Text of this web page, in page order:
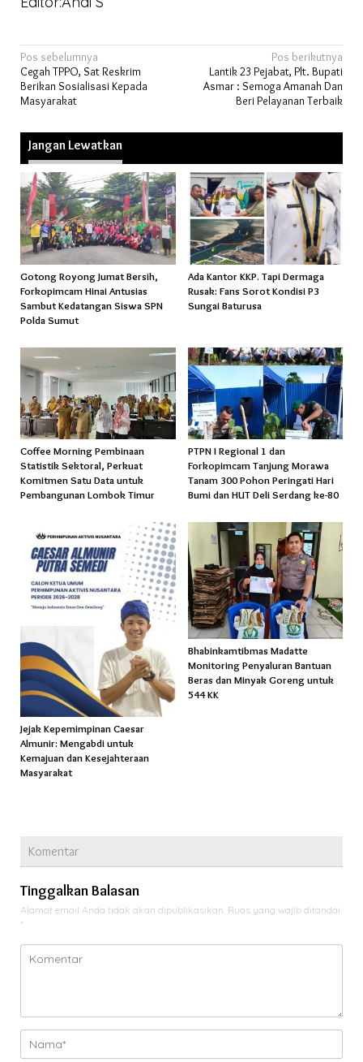
Navigasi
pos
Pos sebelumnya
Cegah TPPO, Sat Reskrim
Berikan Sosialisasi Kepada
Masyarakat
Pos berikutnya
Lantik 23 Pejabat, Plt. Bupati
Asmar : Semoga Amanah Dan
Beri Pelayanan Terbaik
Jangan Lewatkan
Gotong Royong Jumat Bersih,
Forkopimcam Hinai Antusias
Sambut Kedatangan Siswa SPN
Polda Sumut
Ada Kantor KKP. Tapi Dermaga
Rusak: Fans Sorot Kondisi P3
Sungai Baturusa
Coffee Morning Pembinaan
Statistik Sektoral, Perkuat
Komitmen Satu Data untuk
Pembangunan Lombok Timur
PTPN I Regional 1 dan
Forkopimcam Tanjung Morawa
Tanam 300 Pohon Peringati Hari
Bumi dan HUT Deli Serdang ke-80
Jejak Kepemimpinan Caesar
Almunir: Mengabdi untuk
Kemajuan dan Kesejahteraan
Masyarakat
Bhabinkamtibmas Madatte
Monitoring Penyaluran Bantuan
Beras dan Minyak Goreng untuk
544 KK
Komentar
Tinggalkan Balasan
Alamat email Anda tidak akan dipublikasikan. Ruas yang wajib ditandai
*